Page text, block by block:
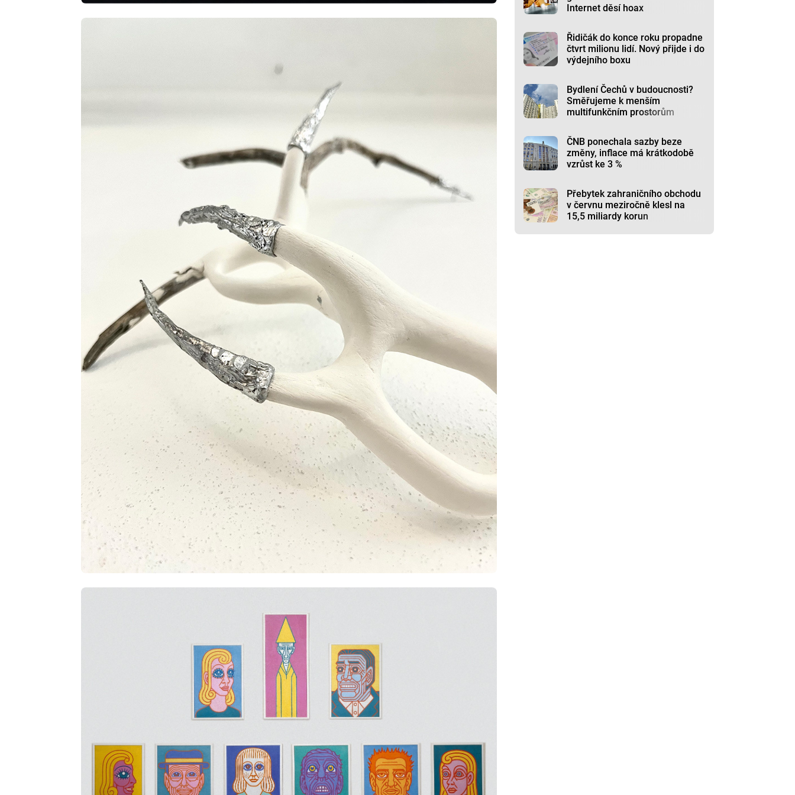
Internet děsí hoax
Řidičák do konce roku propadne
čtvrt milionu lidí. Nový přijde i do
výdejního boxu
Bydlení Čechů v budoucnosti?
Směřujeme k menším
multifunkčním prostorům
ČNB ponechala sazby beze
změny, inflace má krátkodobě
vzrůst ke 3 %
Přebytek zahraničního obchodu
v červnu meziročně klesl na
15,5 miliardy korun